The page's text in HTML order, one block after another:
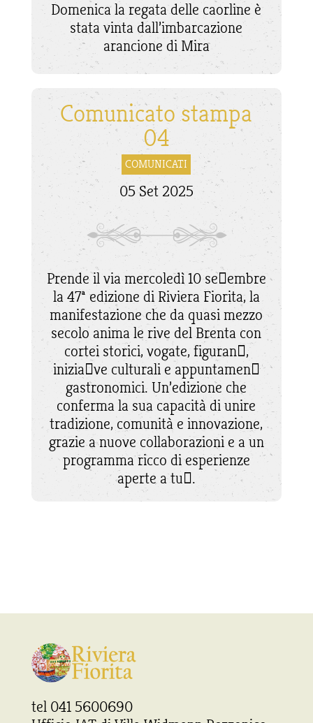
Domenica la regata delle caorline è
stata vinta dall’imbarcazione
arancione di Mira
Comunicato stampa
04
COMUNICATI
05 Set 2025
Prende il via mercoledì 10 se􀆩embre
la 47ª edizione di Riviera Fiorita, la
manifestazione che da quasi mezzo
secolo anima le rive del Brenta con
cortei storici, vogate, figuran􀆟,
inizia􀆟ve culturali e appuntamen􀆟
gastronomici. Un’edizione che
conferma la sua capacità di unire
tradizione, comunità e innovazione,
grazie a nuove collaborazioni e a un
programma ricco di esperienze
aperte a tu􀆫.
tel 041 5600690